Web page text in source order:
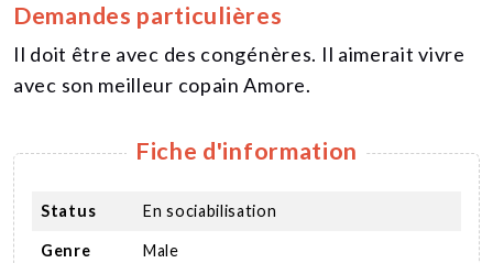
Demandes particulières
Il doit être avec des congénères. Il aimerait vivre
avec son meilleur copain Amore.
Fiche d'information
Status En sociabilisation
Genre Male